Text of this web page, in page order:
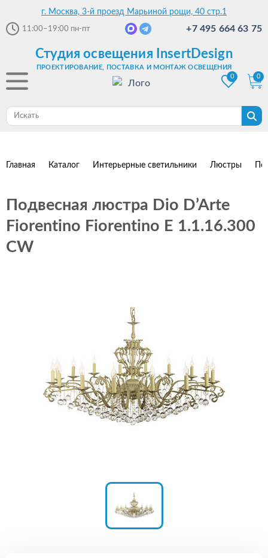
г. Москва, 3-й проезд Марьиной рощи, 40 стр.1
11:00–19:00 пн-пт +7 495 664 63 75
Студия освещения InsertDesign
ПРОЕКТИРОВАНИЕ, ПОСТАВКА И МОНТАЖ ОСВЕЩЕНИЯ
0
0
Главная Каталог Интерьерные светильники Люстры
Подвесная люстра Dio D’Arte
Fiorentino Fiorentino E 1.1.16.300
CW